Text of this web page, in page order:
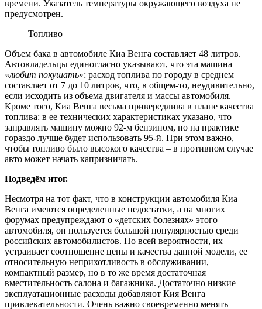
времени. Указатель температуры окружающего воздуха не
предусмотрен.
Топливо
Объем бака в автомобиле Киа Венга составляет 48 литров.
Автовладельцы единогласно указывают, что эта машина
«любит покушать»: расход топлива по городу в среднем
составляет от 7 до 10 литров, что, в общем-то, неудивительно,
если исходить из объема двигателя и массы автомобиля.
Кроме того, Киа Венга весьма привередлива в плане качества
топлива: в ее технических характеристиках указано, что
заправлять машину можно 92-м бензином, но на практике
гораздо лучше будет использовать 95-й. При этом важно,
чтобы топливо было высокого качества – в противном случае
авто может начать капризничать.
Подведём итог.
Несмотря на тот факт, что в конструкции автомобиля Киа
Венга имеются определенные недостатки, а на многих
форумах предупреждают о «детских болезнях» этого
автомобиля, он пользуется большой популярностью среди
российских автомобилистов. По всей вероятности, их
устраивает соотношение цены и качества данной модели, ее
относительную неприхотливость в обслуживании,
компактный размер, но в то же время достаточная
вместительность салона и багажника. Достаточно низкие
эксплуатационные расходы добавляют Кия Венга
привлекательности. Очень важно своевременно менять